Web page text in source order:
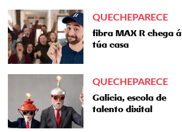
QUECHEPARECE
fibra MAX R chega á
túa casa
QUECHEPARECE
Galicia, escola de
talento dixital